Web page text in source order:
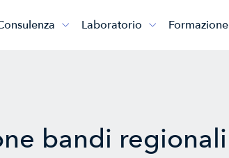
 Laboratorio  Formazione
bandi regionali